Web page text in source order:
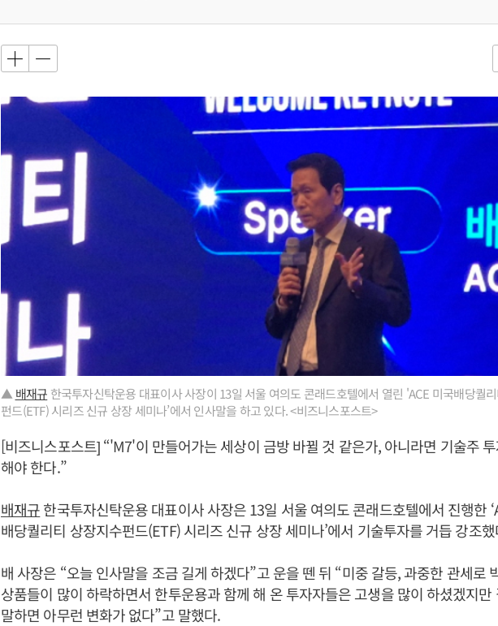
▲ 배재규 한국투자신탁운용 대표이사 사장이 13일 서울 여의도 콘래드호텔에서 열린 'ACE 미국배당퀄
펀드(ETF) 시리즈 신규 상장 세미나’에서 인사말을 하고 있다. <비즈니스포스트>
[비즈니스포스트] “'M7'이 만들어가는 세상이 금방 바뀔 것 같은가, 아니라면 기술주
해야 한다.”
배재규한국투자신탁운용 대표이사 사장은 13일 서울 여의도 콘래드호텔에서 진행한
배당퀄리티 상장지수펀드(ETF) 시리즈 신규 상장 세미나’에서 기술투자를 거듭 강조
배 사장은 “오늘 인사말을 조금 길게 하겠다”고 운을 뗀 뒤 “미중 갈등, 과중한 관세로
상품들이 많이 하락하면서 한투운용과 함께 해 온 투자자들은 고생을 많이 하셨겠지만
말하면 아무런 변화가 없다”고 말했다.